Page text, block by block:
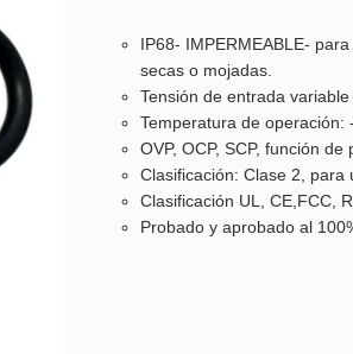
IP68- IMPERMEABLE-
secas o mojadas.
Tensión de entrada
Temperatura de operación:
OVP, OCP, SCP, función de
Clasificación: Clase 2, para
Clasificación UL, CE,FCC,
Probado y aprobado al